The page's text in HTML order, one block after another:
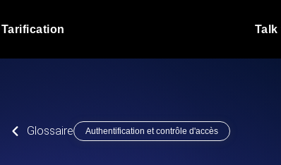
Blog produit
Tarification Talk
Glossaire Authentification et contrôle d'accès